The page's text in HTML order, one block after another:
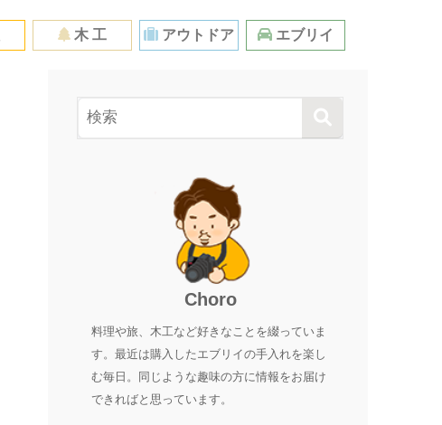
木 工 アウトドア エブリイ
Choro
料理や旅、木工など好きなことを綴っていま
す。最近は購入したエブリイの手入れを楽し
む毎日。同じような趣味の方に情報をお届け
できればと思っています。